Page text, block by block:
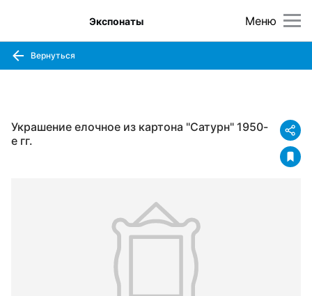
Меню
Экспонаты
Вернуться
Украшение елочное из картона "Сатурн" 1950-
е гг.